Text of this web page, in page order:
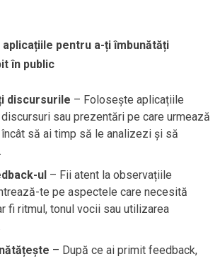
pentru a-ți îmbunătăți
în public
discursurile – Folosește aplicațiile
sau prezentări pe care urmează
să ai timp să le analizezi și să
ul– Fii atent la observațiile
te pe aspectele care necesită
fi ritmul, tonul vocii sau utilizarea
– După ce ai primit feedback,